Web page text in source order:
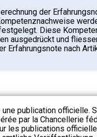
der
Diese
ausgedrückt und
Erfahrungsnote nach
une publication officielle.
par la Chancellerie
les publications